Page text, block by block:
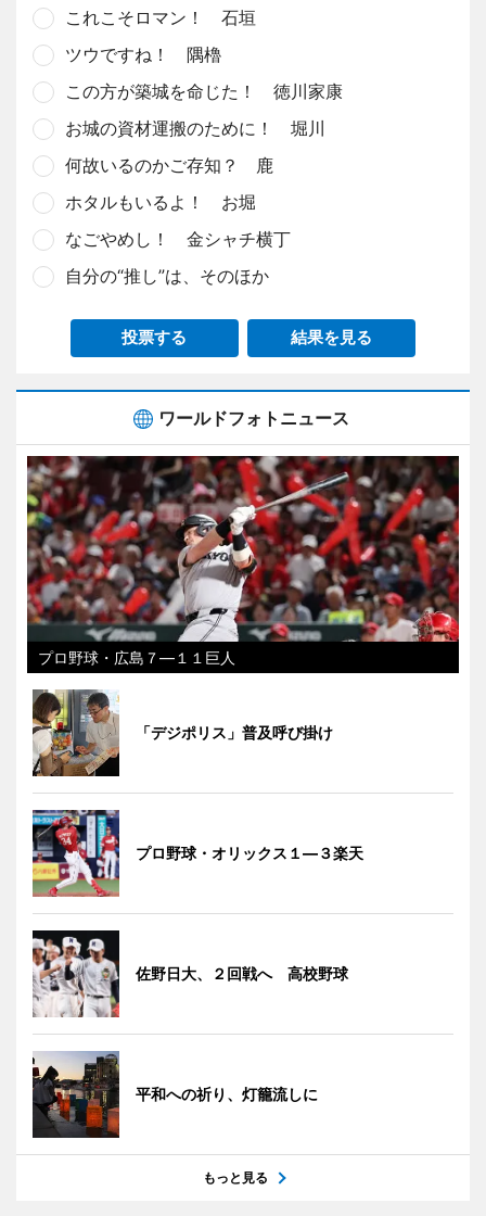
これこそロマン！ 石垣
ツウですね！ 隅櫓
この方が築城を命じた！ 徳川家康
お城の資材運搬のために！ 堀川
何故いるのかご存知？ 鹿
ホタルもいるよ！ お堀
なごやめし！ 金シャチ横丁
自分の“推し”は、そのほか
投票する 結果を見る
ワールドフォトニュース
プロ野球・広島７―１１巨人
「デジポリス」普及呼び掛け
プロ野球・オリックス１―３楽天
佐野日大、２回戦へ 高校野球
平和への祈り、灯籠流しに
もっと見る